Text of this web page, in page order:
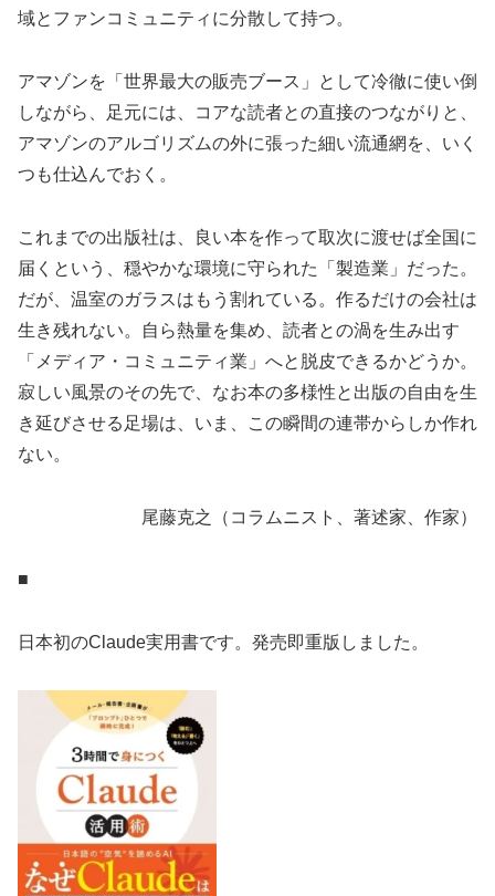
域とファンコミュニティに分散して持つ。
アマゾンを「世界最大の販売ブース」として冷徹に使い倒
しながら、足元には、コアな読者との直接のつながりと、
アマゾンのアルゴリズムの外に張った細い流通網を、いく
つも仕込んでおく。
これまでの出版社は、良い本を作って取次に渡せば全国に
届くという、穏やかな環境に守られた「製造業」だった。
だが、温室のガラスはもう割れている。作るだけの会社は
生き残れない。自ら熱量を集め、読者との渦を生み出す
「メディア・コミュニティ業」へと脱皮できるかどうか。
寂しい風景のその先で、なお本の多様性と出版の自由を生
き延びさせる足場は、いま、この瞬間の連帯からしか作れ
ない。
尾藤克之（コラムニスト、著述家、作家）
■
日本初のClaude実用書です。発売即重版しました。